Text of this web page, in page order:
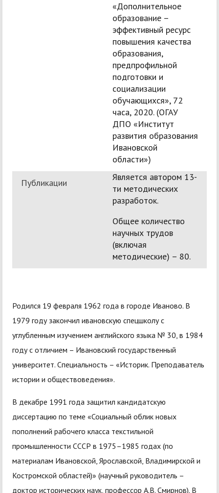
«Дополнительное
образование –
эффективный ресурс
повышения качества
образования,
предпрофильной
подготовки и
социализации
обучающихся», 72
часа, 2020. (ОГАУ
ДПО «Институт
развития образования
Ивановской
области»)
Публикации
Является автором 13-
ти методических
разработок.
Общее количество
научных трудов
(включая
методические) – 80.
Родился 19 февраля 1962 года в городе Иваново. В
1979 году закончил ивановскую спецшколу с
углубленным изучением английского языка № 30, в 1984
году с отличием – Ивановский государственный
университет. Специальность – «Историк. Преподаватель
истории и обществоведения».
В декабре 1991 года защитил кандидатскую
диссертацию по теме «Социальный облик новых
пополнений рабочего класса текстильной
промышленности СССР в 1975–1985 годах (по
материалам Ивановской, Ярославской, Владимирской и
Костромской областей)» (научный руководитель –
доктор исторических наук, профессор А.В. Смирнов). В